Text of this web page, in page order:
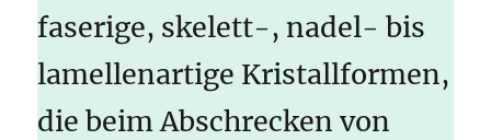
faserige, skelett-, nadel- bis
lamellenartige Kristallformen,
die beim Abschrecken von